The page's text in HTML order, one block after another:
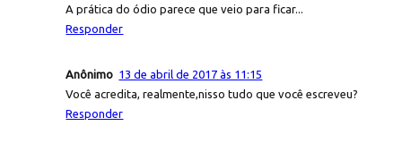
A prática do ódio parece que veio para ficar...
Responder
Anônimo 13 de abril de 2017 às 11:15
Você acredita, realmente,nisso tudo que você escreveu?
Responder